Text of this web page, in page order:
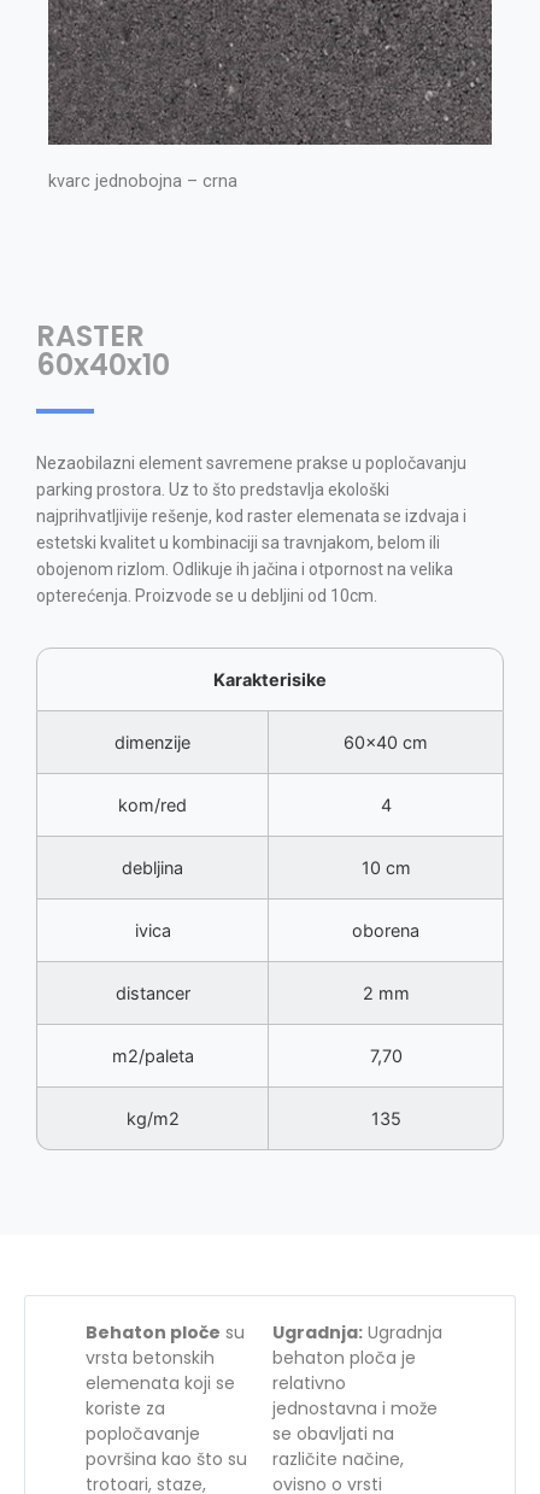
kvarc jednobojna – crna
RASTER
60x40x10
Nezaobilazni element savremene prakse u popločavanju
parking prostora. Uz to što predstavlja ekološki
najprihvatljivije rešenje, kod raster elemenata se izdvaja i
estetski kvalitet u kombinaciji sa travnjakom, belom ili
obojenom rizlom. Odlikuje ih jačina i otpornost na velika
opterećenja. Proizvode se u debljini od 10cm.
Karakterisike
dimenzije 60x40 cm
kom/red 4
debljina 10 cm
ivica oborena
distancer 2 mm
m2/paleta 7,70
kg/m2 135
Behaton ploče su
vrsta betonskih
elemenata koji se
koriste za
popločavanje
površina kao što su
trotoari, staze,
Ugradnja: Ugradnja
behaton ploča je
relativno
jednostavna i može
se obavljati na
različite načine,
ovisno o vrsti